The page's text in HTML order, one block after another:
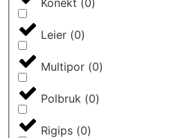
elementy uzupełniające, które
projektu od A do Z. Zaczynając
odwodnienia, a kończąc na
akcesoriach, które pozwolą
świetnym stanie na długie lata.
Leier (0)
Multipor (0)
Polbruk (0)
Rigips (0)